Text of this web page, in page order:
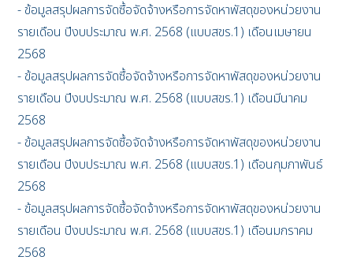
- ข้อมูลสรุปผลการจัดซื้อจัดจ้างหรือการจัดหาพัสดุของหน่วยงาน
รายเดือน ปีงบประมาณ พ.ศ. 2568 (แบบสขร.1) เดือนเมษายน
2568
- ข้อมูลสรุปผลการจัดซื้อจัดจ้างหรือการจัดหาพัสดุของหน่วยงาน
รายเดือน ปีงบประมาณ พ.ศ. 2568 (แบบสขร.1) เดือนมีนาคม
2568
- ข้อมูลสรุปผลการจัดซื้อจัดจ้างหรือการจัดหาพัสดุของหน่วยงาน
รายเดือน ปีงบประมาณ พ.ศ. 2568 (แบบสขร.1) เดือนกุมภาพันธ์
2568
- ข้อมูลสรุปผลการจัดซื้อจัดจ้างหรือการจัดหาพัสดุของหน่วยงาน
รายเดือน ปีงบประมาณ พ.ศ. 2568 (แบบสขร.1) เดือนมกราคม
2568